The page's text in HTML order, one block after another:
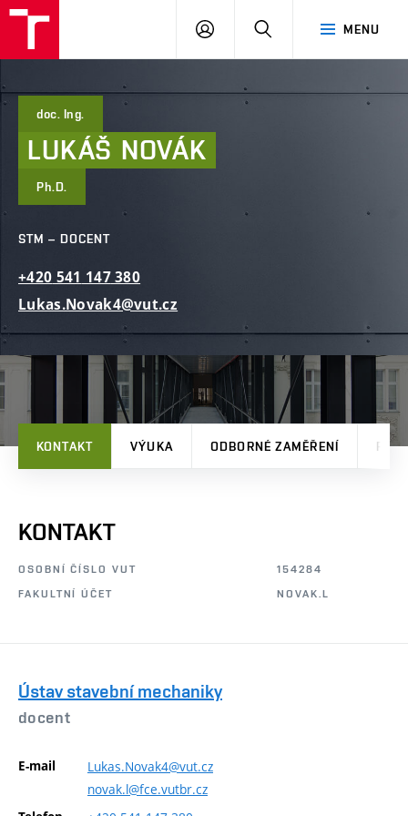
Brno
MENU
PŘIHLÁSIT
doc. Ing.
LUKÁŠ NOVÁK
Ph.D.
STM – DOCENT
+420 541 147380
Lukas.Novak4@vut.cz
KONTAKT VÝUKA ODBORNÉ ZAMĚŘENÍ
KONTAKT
OSOBNÍ ČÍSLO VUT
154284
FAKULTNÍ ÚČET
NOVAK.L
Ústav stavební mechaniky
docent
E-mail
Lukas.Novak4@vut.cz
novak.l@fce.vutbr.cz